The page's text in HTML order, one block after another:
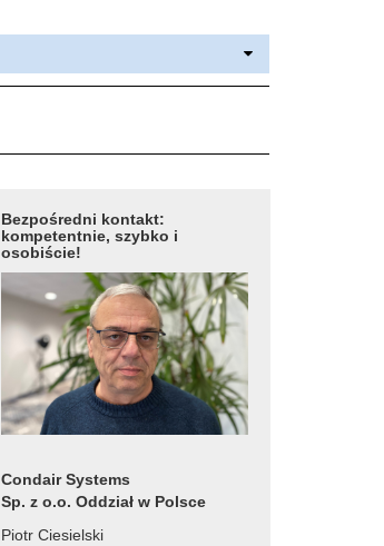
Bezpośredni kontakt:
kompetentnie, szybko i
osobiście!
Condair Systems
Sp. z o.o. Oddział w Polsce
Piotr Ciesielski